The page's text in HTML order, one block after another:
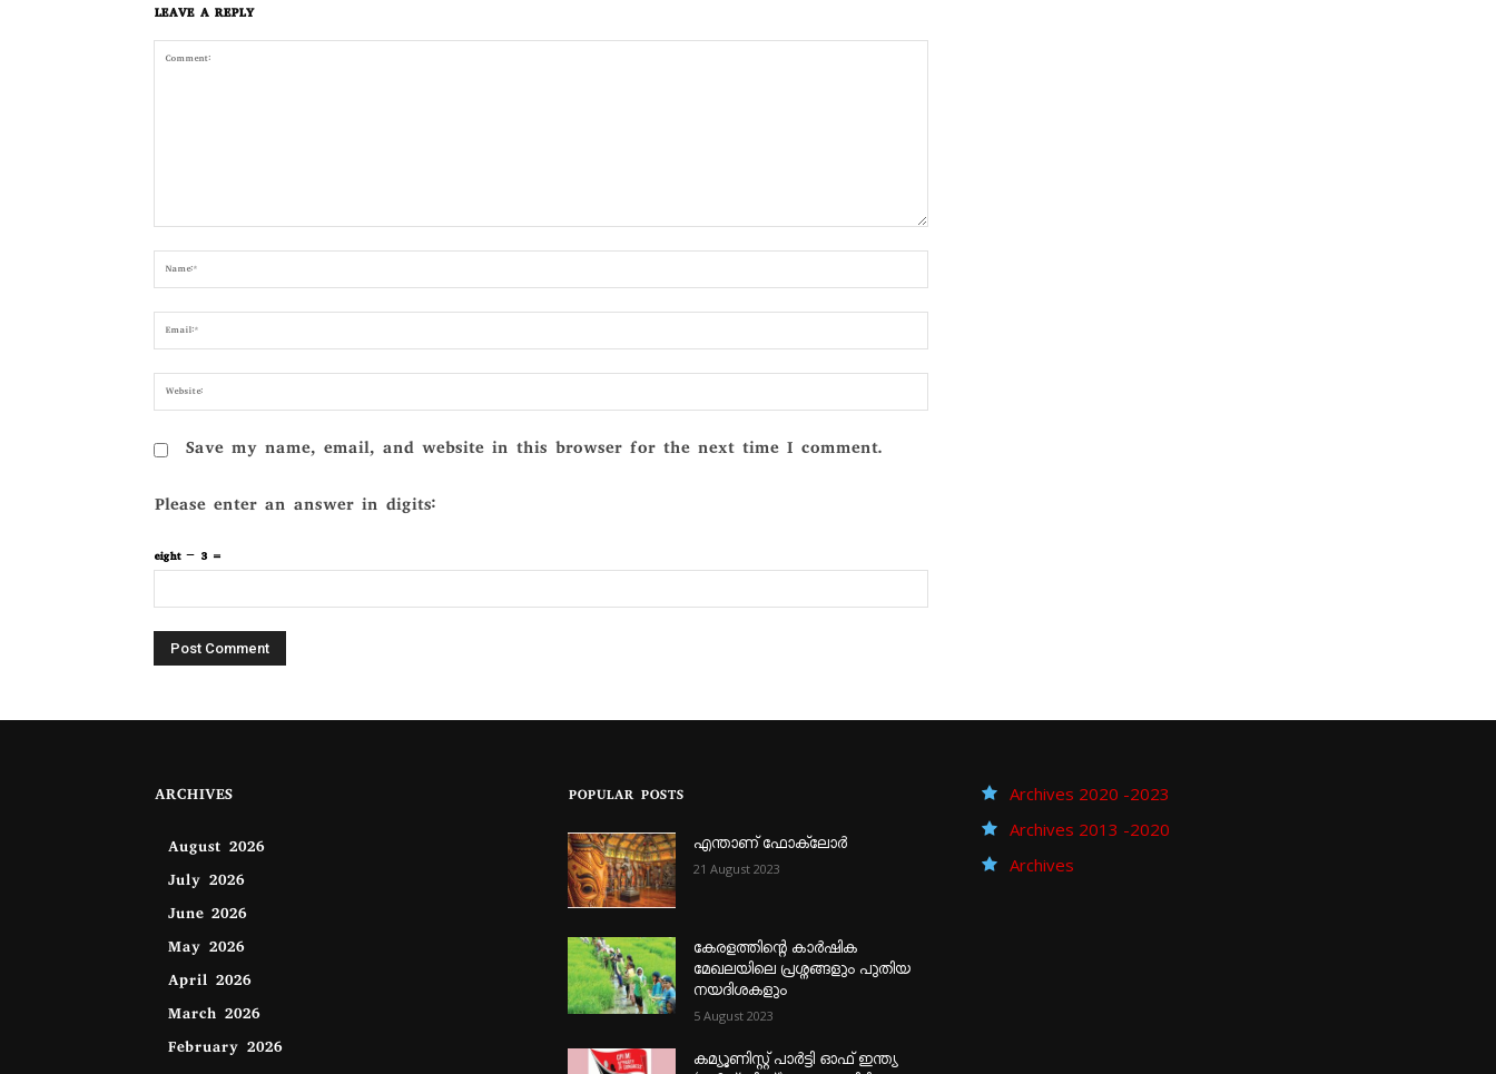
LEAVE A REPLY
Save my name, email, and website in this browser for the next time I comment.
Please enter an answer in digits:
eight − 3 =
ARCHIVES
August 2026
July 2026
June 2026
May 2026
April 2026
March 2026
February 2026
POPULAR POSTS
എന്താണ്‌ ഫോക്‌ലോർ
21 August 2023
കേരളത്തിന്റെ കാർഷിക
മേഖലയിലെ പ്രശ്നങ്ങളും പുതിയ
നയദിശകളും
5 August 2023
കമ്യൂണിസ്റ്റ് പാർട്ടി ഓഫ് ഇന്ത്യ
Archives 2020 -2023
Archives 2013 -2020
Archives